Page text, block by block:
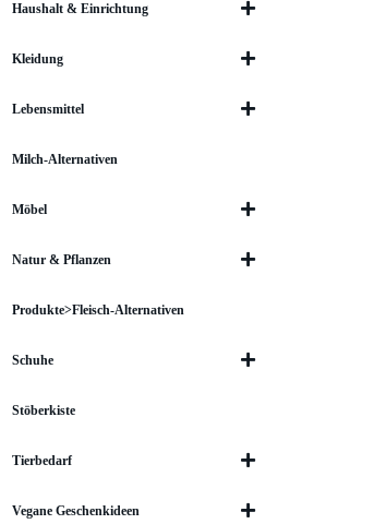
Haushalt & Einrichtung
Kleidung
Lebensmittel
Milch-Alternativen
Möbel
Natur & Pflanzen
Produkte>Fleisch-Alternativen
Schuhe
Stöberkiste
Tierbedarf
Vegane Geschenkideen